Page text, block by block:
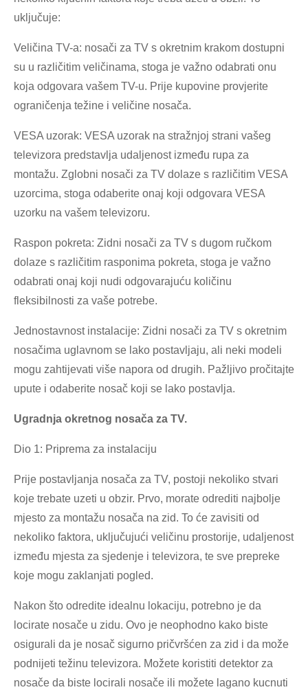
uključuje:
Veličina TV-a: nosači za TV s okretnim krakom dostupni
su u različitim veličinama, stoga je važno odabrati onu
koja odgovara vašem TV-u. Prije kupovine provjerite
ograničenja težine i veličine nosača.
VESA uzorak: VESA uzorak na stražnjoj strani vašeg
televizora predstavlja udaljenost između rupa za
montažu. Zglobni nosači za TV dolaze s različitim VESA
uzorcima, stoga odaberite onaj koji odgovara VESA
uzorku na vašem televizoru.
Raspon pokreta: Zidni nosači za TV s dugom ručkom
dolaze s različitim rasponima pokreta, stoga je važno
odabrati onaj koji nudi odgovarajuću količinu
fleksibilnosti za vaše potrebe.
Jednostavnost instalacije: Zidni nosači za TV s okretnim
nosačima uglavnom se lako postavljaju, ali neki modeli
mogu zahtijevati više napora od drugih. Pažljivo pročitajte
upute i odaberite nosač koji se lako postavlja.
Ugradnja okretnog nosača za TV.
Dio 1: Priprema za instalaciju
Prije postavljanja nosača za TV, postoji nekoliko stvari
koje trebate uzeti u obzir. Prvo, morate odrediti najbolje
mjesto za montažu nosača na zid. To će zavisiti od
nekoliko faktora, uključujući veličinu prostorije, udaljenost
između mjesta za sjedenje i televizora, te sve prepreke
koje mogu zaklanjati pogled.
Nakon što odredite idealnu lokaciju, potrebno je da
locirate nosače u zidu. Ovo je neophodno kako biste
osigurali da je nosač sigurno pričvršćen za zid i da može
podnijeti težinu televizora. Možete koristiti detektor za
nosače da biste locirali nosače ili možete lagano kucnuti
IZABERITE SVOJ IDENTITET
Ja sam
CHARM-ov kupac
POTVRDI SVOJ IDENTITET
Molimo Vas da unesete svoju trenutnu poslovnu email
adresu ispod kako biste potvrdili da ste pravi CHARM-ov
klijent.